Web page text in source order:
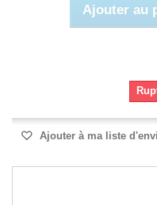
Ajouter au
Ajouter à ma liste